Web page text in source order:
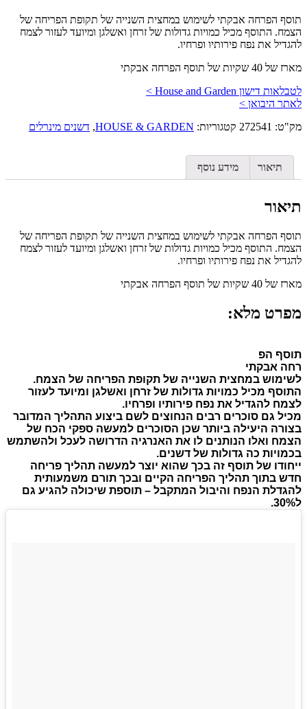
תוסף הפרחה אבקתי לשימוש במחצית השנייה של תקופת הפריחה של
הצמח. התוסף מכיל כמויות גדולות של זרחן ואשלגן ומיועד לעזור לצמח
להגדיל את נפח פירותיו ופרחיו.
מארז של 40 שקיות של תוסף הפרחה אבקתי
לטבלאות דישון House and Garden >
לאתר היבואן >
מק"ט: 272541 קטגוריות: HOUSE & GARDEN
, דשנים מינרלים
תיאור מידע נוסף
תיאור
תוסף הפרחה אבקתי לשימוש במחצית השנייה של תקופת הפריחה של
הצמח. התוסף מכיל כמויות גדולות של זרחן ואשלגן ומיועד לעזור לצמח
להגדיל את נפח פירותיו ופרחיו.
מארז של 40 שקיות של תוסף הפרחה אבקתי
מפרט מלא:
תוסף הפ
רחה אבקתי
לשימוש במחצית השנייה של תקופת הפריחה של הצמח.
התוסף מכיל כמויות גדולות של זרחן ואשלגן ומיועד לעזור
לצמח להגדיל את נפח פירותיו ופרחיו.
מכיל גם סוכרים רבים הנחוצים לשם ביצוע התהליך המדובר
בצורה היעילה ביותר שכן הסוכרים למעשה ספקי הכח של
הצמח ואלו הנותנים לו את האנרגיה הדרושה לעכל ולהשתמש
בכמויות כה גדולות של דשנים.
ייחודו של תוסף זה בכך שהוא יוצר למעשה תהליך פריחה
חדש בתוך תהליך הפריחה הקיים ובכך תורם משמעותית
להגדלת הנפח והיבול המתקבל – תוספת שיכולה להגיע גם
ל30%.